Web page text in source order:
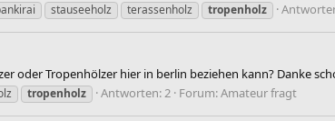
stauseeholz terassenholz tropenholz
oder Tropenhölzer hier in berlin beziehen kann? Danke
tropenholz Antworten: 2 Forum:Amateur fragt